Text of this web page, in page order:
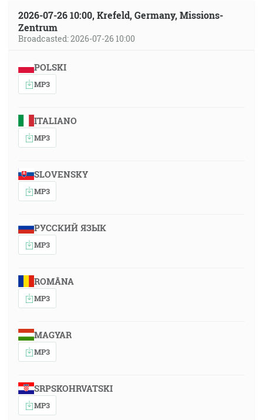
2026-07-26 10:00, Krefeld, Germany, Missions-
Zentrum
Broadcasted: 2026-07-26 10:00
POLSKI
MP3
ITALIANO
MP3
SLOVENSKY
MP3
РУССКИЙ ЯЗЫК
MP3
ROMÂNA
MP3
MAGYAR
MP3
SRPSKOHRVATSKI
MP3